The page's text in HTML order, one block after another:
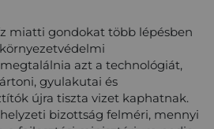
miatti gondokat több lépésben
azt a technológiát,
gyulakutai és
újra tiszta vizet kaphatnak.
bizottság felméri, mennyi